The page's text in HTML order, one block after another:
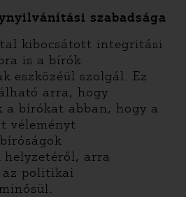
szabadsága
kibocsátott integritási
is a bírók
eszközéül szolgál. Ez
arra, hogy
a bírókat abban, hogy a
véleményt
helyzetéről, arra
az politikai